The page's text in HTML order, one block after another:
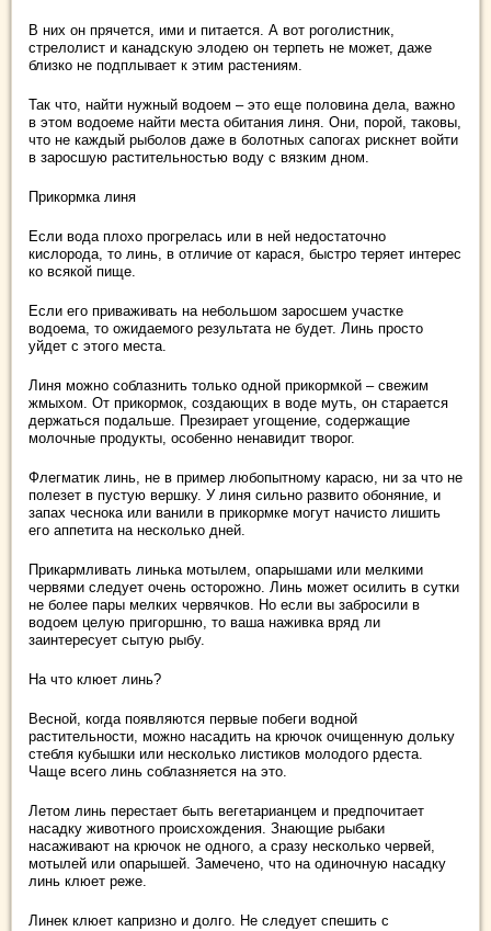
В них он прячется, ими и питается. А вот роголистник,
стрелолист и канадскую элодею он терпеть не может, даже
близко не подплывает к этим растениям.
Так что, найти нужный водоем – это еще половина дела, важно
в этом водоеме найти места обитания линя. Они, порой, таковы,
что не каждый рыболов даже в болотных сапогах рискнет войти
в заросшую растительностью воду с вязким дном.
Прикормка линя
Если вода плохо прогрелась или в ней недостаточно
кислорода, то линь, в отличие от карася, быстро теряет интерес
ко всякой пище.
Если его приваживать на небольшом заросшем участке
водоема, то ожидаемого результата не будет. Линь просто
уйдет с этого места.
Линя можно соблазнить только одной прикормкой – свежим
жмыхом. От прикормок, создающих в воде муть, он старается
держаться подальше. Презирает угощение, содержащие
молочные продукты, особенно ненавидит творог.
Флегматик линь, не в пример любопытному карасю, ни за что не
полезет в пустую вершку. У линя сильно развито обоняние, и
запах чеснока или ванили в прикормке могут начисто лишить
его аппетита на несколько дней.
Прикармливать линька мотылем, опарышами или мелкими
червями следует очень осторожно. Линь может осилить в сутки
не более пары мелких червячков. Но если вы забросили в
водоем целую пригоршню, то ваша наживка вряд ли
заинтересует сытую рыбу.
На что клюет линь?
Весной, когда появляются первые побеги водной
растительности, можно насадить на крючок очищенную дольку
стебля кубышки или несколько листиков молодого рдеста.
Чаще всего линь соблазняется на это.
Летом линь перестает быть вегетарианцем и предпочитает
насадку животного происхождения. Знающие рыбаки
насаживают на крючок не одного, а сразу несколько червей,
мотылей или опарышей. Замечено, что на одиночную насадку
линь клюет реже.
Линек клюет капризно и долго. Не следует спешить с